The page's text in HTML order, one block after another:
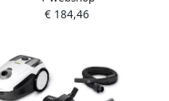
1.628-270.0
€ 184,46